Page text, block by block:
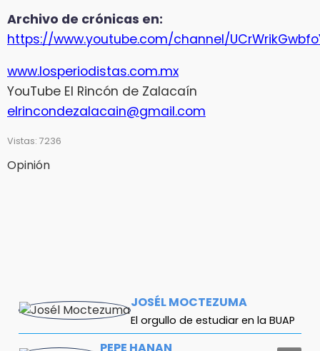
Archivo de crónicas en:
https://www.youtube.com/channel/
www.losperiodistas.com.mx
YouTube El Rincón de Zalacaín
elrincondezalacain@gmail.com
Vistas: 7236
Opinión
JOSÉL MOCTEZUMA
El orgullo de estudiar en la BUAP